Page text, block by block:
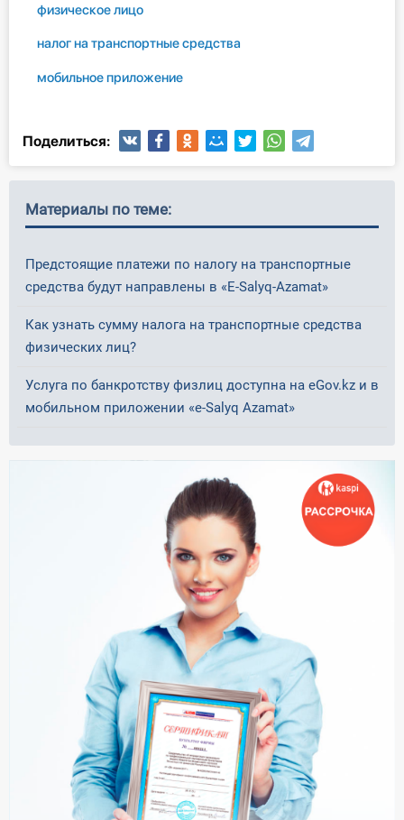
физическое лицо
налог на транспортные средства
мобильное приложение
Поделиться:
Материалы по теме:
Предстоящие платежи по налогу на транспортные
средства будут направлены в «Е-Salyq-Azamat»
Как узнать сумму налога на транспортные средства
физических лиц?
Услуга по банкротству физлиц доступна на еGov.kz и в
мобильном приложении «е-Salyq Azamat»